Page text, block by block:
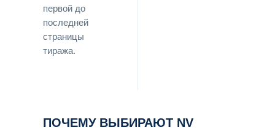
первой до
последней
страницы
тиража.
ПОЧЕМУ ВЫБИРАЮТ NV